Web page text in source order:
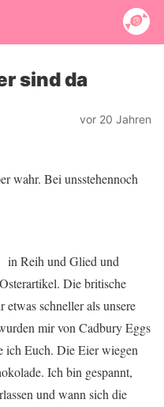
sind da
vor 20 Jahren
wahr. Bei unsstehennoch
in Reih und Glied und
Die britische
etwas schneller als unsere
mir von Cadbury Eggs
ich Euch. Die Eier wiegen
Ich bin gespannt,
und wann sich die